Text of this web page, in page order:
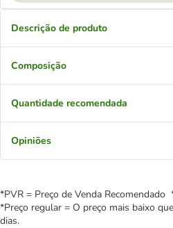
Descrição de produto
Composição
Quantidade recomendada
Opiniões
*PVR = Preço de Venda Recomendado
*Preço regular = O preço mais baixo
dias.